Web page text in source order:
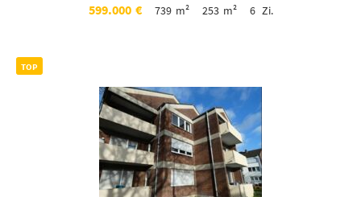
599.000 € 739 m² 253 m² 6 Zi.
TOP